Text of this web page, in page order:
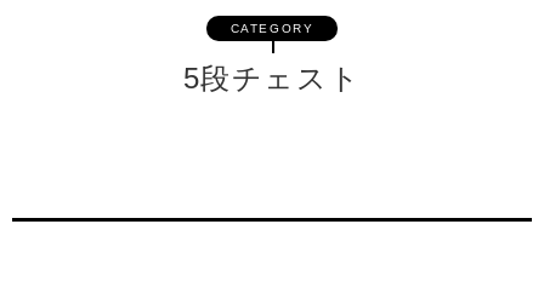
CATEGORY
5段チェスト